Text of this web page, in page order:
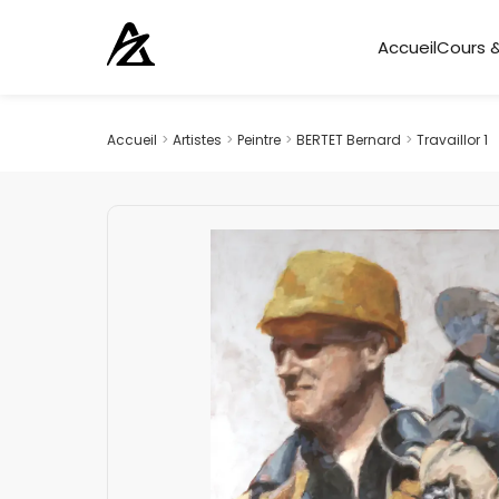
AccueilCours
Accueil > Artistes > Peintre > BERTET Bernard > Travaillor 1